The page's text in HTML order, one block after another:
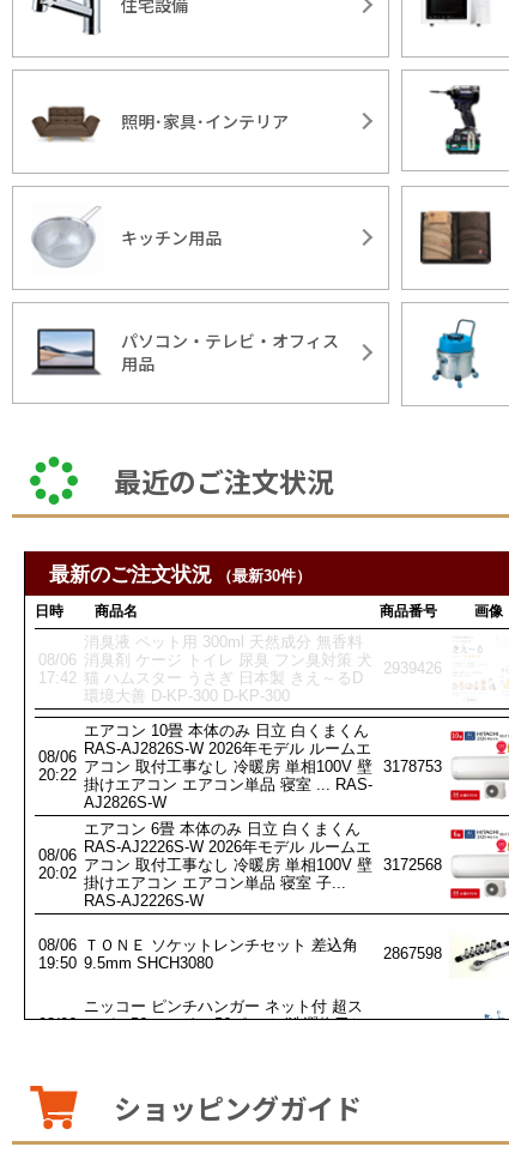
照明･家具･インテリア
キッチン用品
パソコン・テレビ・オフィス
用品
最近のご注文状況
ショッピングガイド